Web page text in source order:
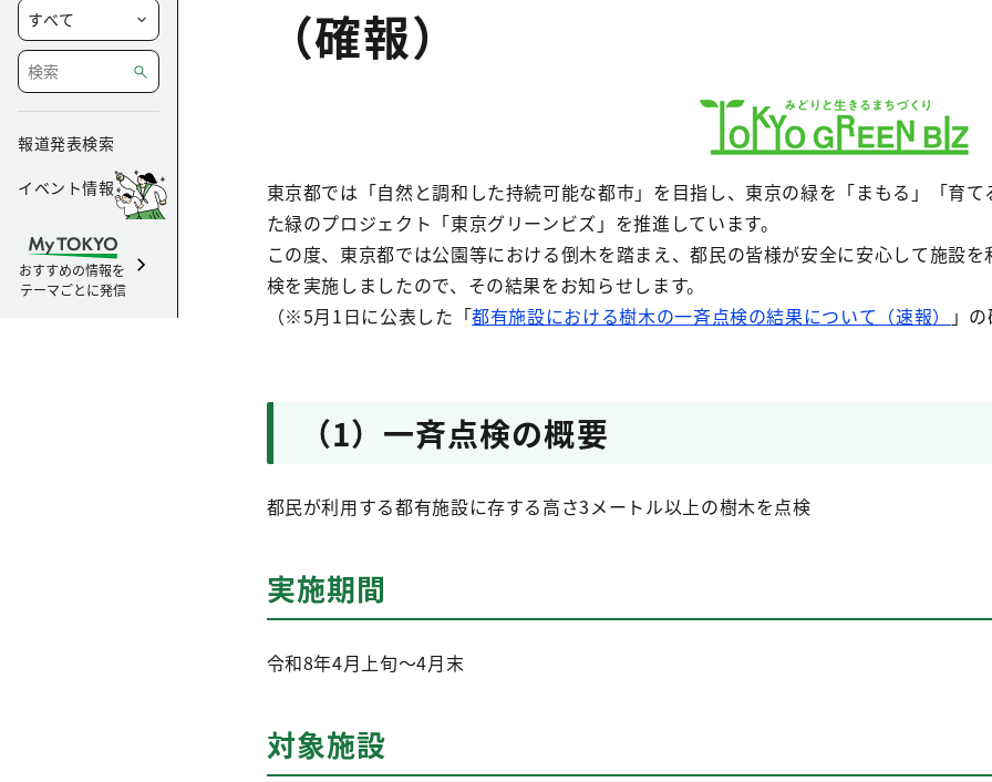
報道発表検索
イベント情報
おすすめの情報を
テーマごとに発信
（確報）
東京都では「自然と調和した持続可能な都市」を目指し、東京の緑を「まもる」「育
た緑のプロジェクト「東京グリーンビズ」を推進しています。
この度、東京都では公園等における倒木を踏まえ、都民の皆様が安全に安心して施設
検を実施しましたので、その結果をお知らせします。
（※5月1日に公表した「都有施設における樹木の一斉点検の結果について（速報） 」
（1）一斉点検の概要
都民が利用する都有施設に存する高さ3メートル以上の樹木を点検
実施期間
令和8年4月上旬～4月末
対象施設